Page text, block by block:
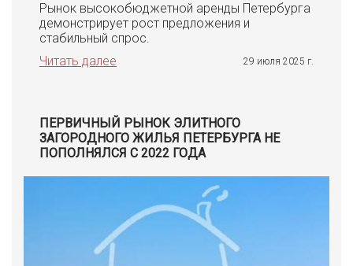
Рынок высокобюджетной аренды Петербурга
демонстрирует рост предложения и
стабильный спрос.
Читать далее
29 июля 2025 г.
ПЕРВИЧНЫЙ РЫНОК ЭЛИТНОГО
ЗАГОРОДНОГО ЖИЛЬЯ ПЕТЕРБУРГА НЕ
ПОПОЛНЯЛСЯ С 2022 ГОДА